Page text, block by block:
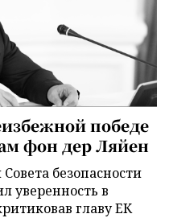
победе
фон дер Ляйен
безопасности
уверенность в
главу ЕК